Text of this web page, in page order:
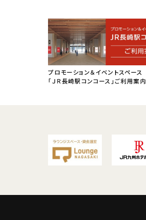
プロモーション＆イベントスペース
「ＪＲ長崎駅コンコース」ご利用案内